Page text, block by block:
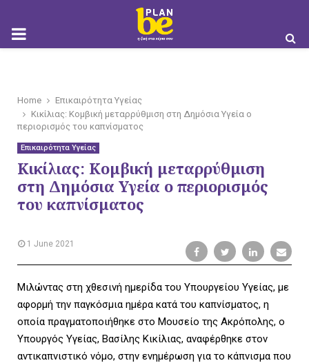
M
O
B
L
Home
Επικαιρότητα Υγείας
Κικίλιας: Κομβική μεταρρύθμιση στη Δημόσια Υγεία ο
περιορισμός του καπνίσματος
Επικαιρότητα Υγείας
Κικίλιας: Κομβική μεταρρύθμιση
στη Δημόσια Υγεία ο περιορισμός
του καπνίσματος
1 June 2021
Μιλώντας στη χθεσινή ημερίδα του Υπουργείου Υγείας, με
αφορμή την παγκόσμια ημέρα κατά του καπνίσματος, η
οποία πραγματοποιήθηκε στο Μουσείο της Ακρόπολης, ο
Υπουργός Υγείας, Βασίλης Κικίλιας, αναφέρθηκε στον
αντικαπνιστικό νόμο, στην ενημέρωση για το κάπνισμα που